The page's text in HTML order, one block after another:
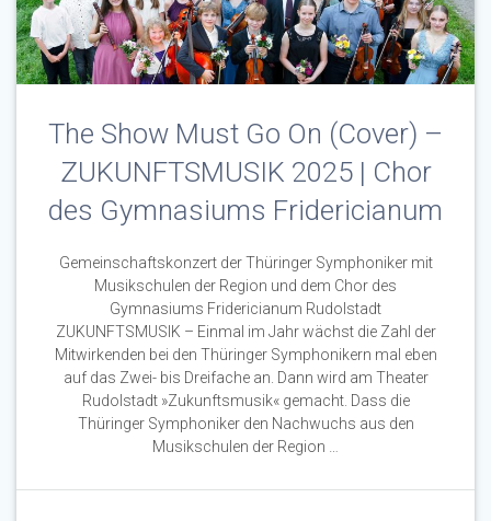
The Show Must Go On (Cover) –
ZUKUNFTSMUSIK 2025 | Chor
des Gymnasiums Fridericianum
Gemeinschaftskonzert der Thüringer Symphoniker mit
Musikschulen der Region und dem Chor des
Gymnasiums Fridericianum Rudolstadt
ZUKUNFTSMUSIK – Einmal im Jahr wächst die Zahl der
Mitwirkenden bei den Thüringer Symphonikern mal eben
auf das Zwei- bis Dreifache an. Dann wird am Theater
Rudolstadt »Zukunftsmusik« gemacht. Dass die
Thüringer Symphoniker den Nachwuchs aus den
Musikschulen der Region …